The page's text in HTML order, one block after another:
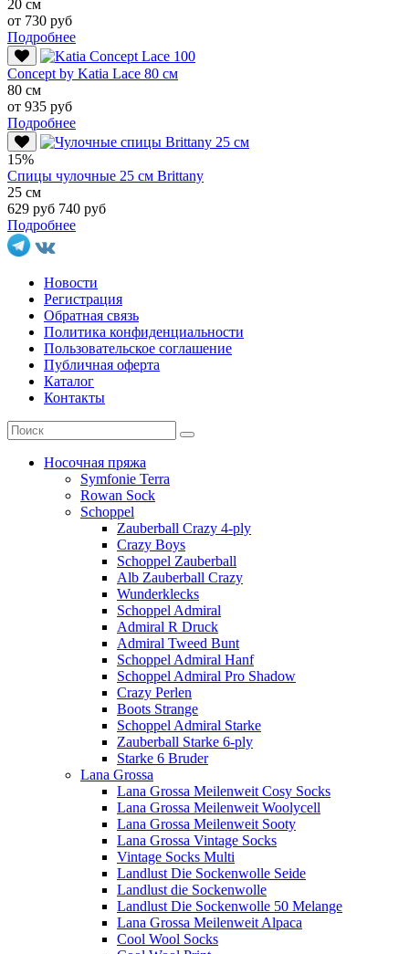
20 см
от 730 руб
Подробнее
Conсept by Katia Lace 80 см
80 см
от 935 руб
Подробнее
15%
Спицы чулочные 25 см Brittany
25 см
629 руб 740 руб
Подробнее
Новости
Регистрация
Обратная связь
Политика конфиденциальности
Пользовательское соглашение
Публичная оферта
Каталог
Контакты
Носочная пряжа
Symfonie Terra
Rowan Sock
Schoppel
Zauberball Crazy 4-ply
Crazy Boys
Schoppel Zauberball
Alb Zauberball Crazy
Wunderklecks
Schoppel Admiral
Admiral R Druck
Admiral Tweed Bunt
Schoppel Admiral Hanf
Schoppel Admiral Pro Shadow
Crazy Perlen
Boots Strange
Schoppel Admiral Starke
Zauberball Starke 6-ply
Starke 6 Bruder
Lana Grossa
Lana Grossa Meilenweit Cosy Socks
Lana Grossa Meilenweit Woolycell
Lana Grossa Meilenweit Sooty
Lana Grossa Vintage Socks
Vintage Socks Multi
Landlust Die Sockenwolle Seide
Landlust die Sockenwolle
Landlust Die Sockenwolle 50 Melange
Lana Grossa Meilenweit Alpaca
Cool Wool Socks